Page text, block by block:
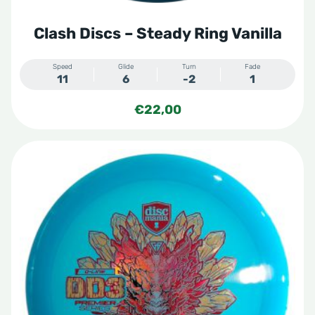
Clash Discs – Steady Ring Vanilla
Speed
11
Glide
6
Turn
-2
Fade
1
€22,00
meerdere
variaties.
Deze
optie